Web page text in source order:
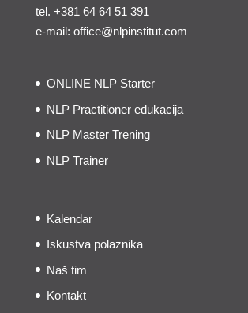
tel. +381 64 64 51 391
e-mail: office@nlpinstitut.com
ONLINE NLP Starter
NLP Practitioner edukacija
NLP Master Trening
NLP Trainer
Kalendar
Iskustva polaznika
Naš tim
Kontakt